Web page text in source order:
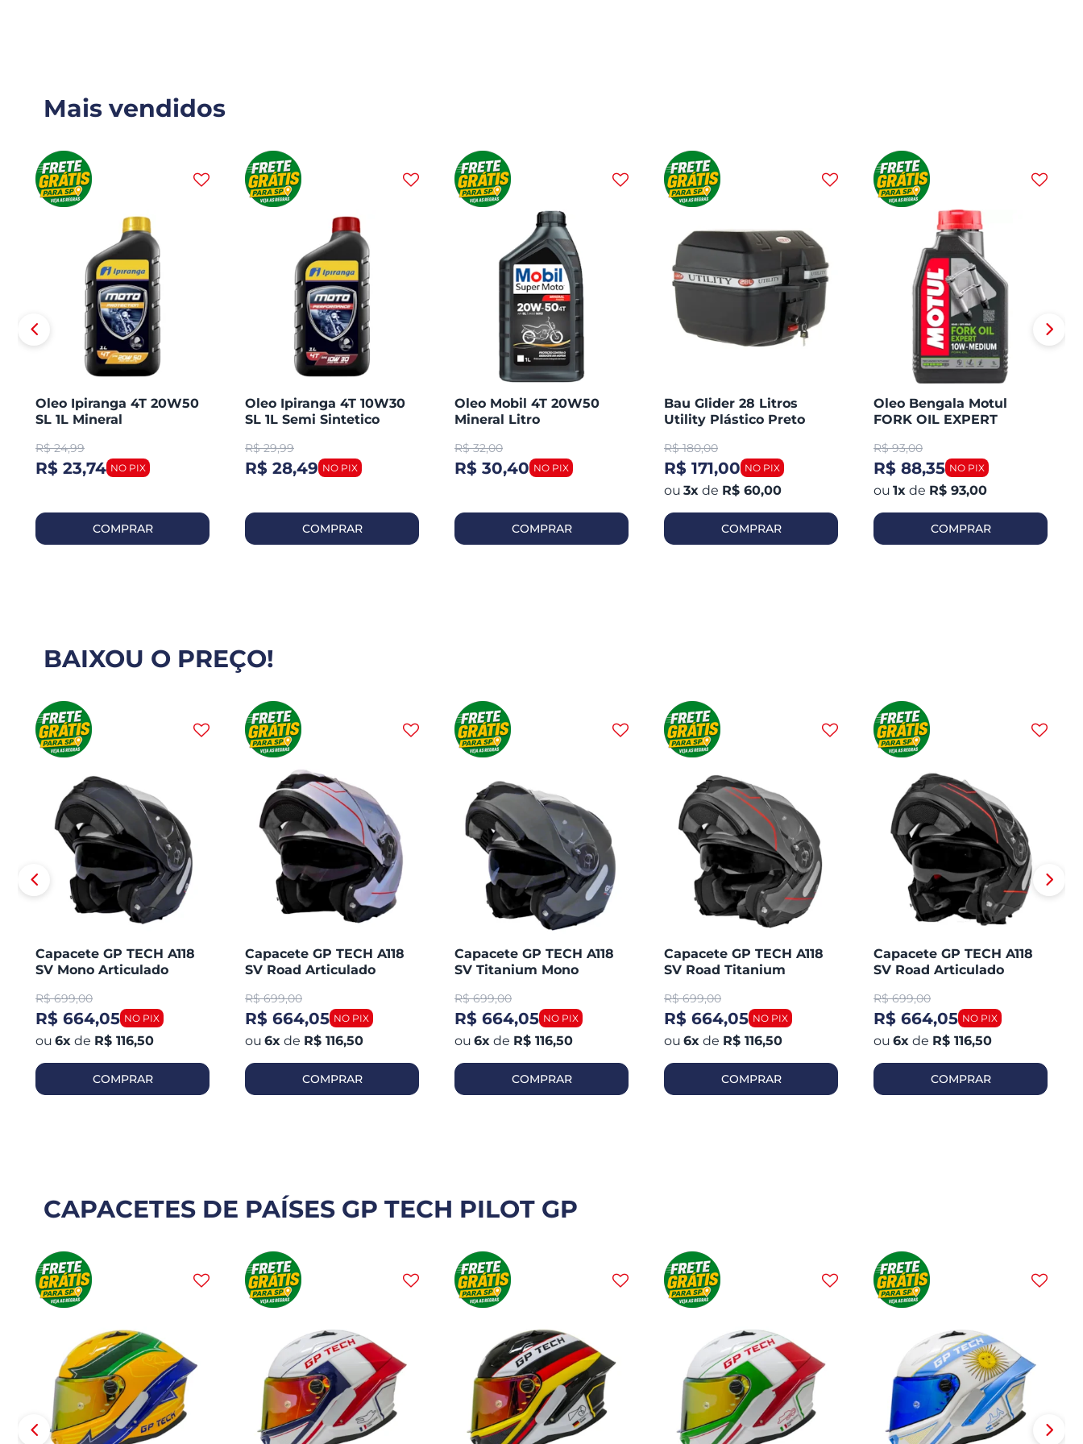
Mais vendidos
Oleo Ipiranga 4T 20W50
SL 1L Mineral
R$ 24,99
R$ 23,74
COMPRAR
Oleo Ipiranga 4T 10W30
SL 1L Semi Sintetico
R$ 29,99
R$ 28,49
COMPRAR
Oleo Mobil 4T 20W50
Mineral Litro
R$ 32,00
R$ 30,40
COMPRAR
Bau Glider 28 Litros
Utility Plástico Preto
R$ 180,00
R$ 171,00
3x de R$ 60,00
COMPRAR
Oleo Bengala Motul
FORK OIL EXPERT
R$ 93,00
R$ 88,35
1x de R$ 93,00
COMPRAR
BAIXOU O PREÇO!
Capacete GP TECH A118
SV Mono Articulado
R$ 699,00
R$ 664,05
6x de R$ 116,50
COMPRAR
Capacete GP TECH A118
SV Road Articulado
R$ 699,00
R$ 664,05
6x de R$ 116,50
COMPRAR
Capacete GP TECH A118
SV Titanium Mono
Fosco
R$ 699,00
R$ 664,05
6x de R$ 116,50
COMPRAR
Capacete GP TECH A118
SV Road Titanium
Fosco
R$ 699,00
R$ 664,05
6x de R$ 116,50
COMPRAR
Capacete GP TECH A118
SV Road Articulado
R$ 699,00
R$ 664,05
6x de R$ 116,50
COMPRAR
CAPACETES DE PAÍSES GP TECH PILOT GP